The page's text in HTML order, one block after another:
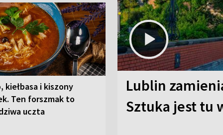
kiełbasa i kiszony
Ten forszmak to
uczta
Lublin
Sztuka jest tu